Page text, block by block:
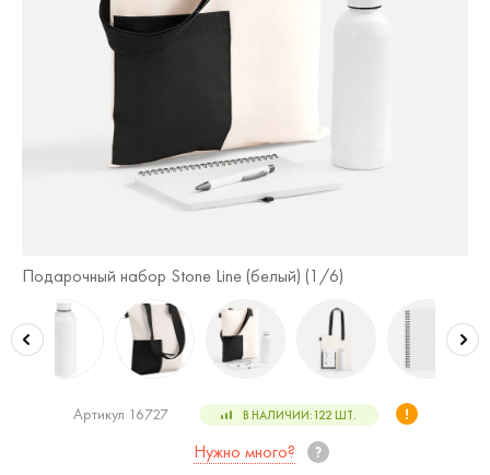
Подарочный набор Stone Line (белый) (1 /6)
Артикул 16727 В НАЛИЧИИ:122ШТ.
Нужно много?